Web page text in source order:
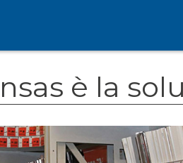
è la